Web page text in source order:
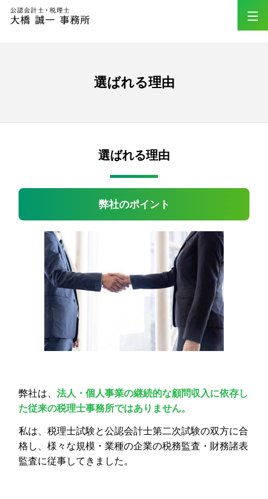
選ばれる理由
選ばれる理由
弊社のポイント
弊社は、法人・個人事業の継続的な顧問収入に依存し
た従来の税理士事務所ではありません。
私は、税理士試験と公認会計士第二次試験の双方に合
格し、様々な規模・業種の企業の税務監査・財務諸表
監査に従事してきました。